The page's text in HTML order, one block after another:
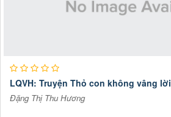
LQVH: Truyện Thỏ con không vâng lời
Đặng Thị Thu Hương